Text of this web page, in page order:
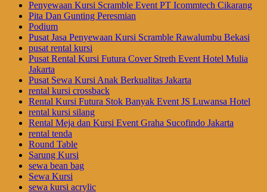
Penyewaan Kursi Scramble Event PT Icommtech Cikarang
Pita Dan Gunting Peresmian
Podium
Pusat Jasa Penyewaan Kursi Scramble Rawalumbu Bekasi
pusat rental kursi
Pusat Rental Kursi Futura Cover Streth Event Hotel Mulia
Jakarta
Pusat Sewa Kursi Anak Berkualitas Jakarta
rental kursi crossback
Rental Kursi Futura Stok Banyak Event JS Luwansa Hotel
rental kursi silang
Rental Meja dan Kursi Event Graha Sucofindo Jakarta
rental tenda
Round Table
Sarung Kursi
sewa bean bag
Sewa Kursi
sewa kursi acrylic